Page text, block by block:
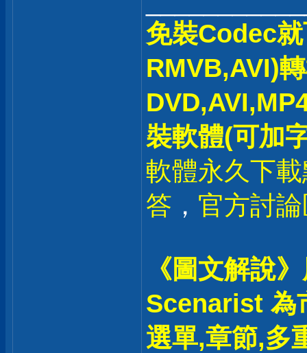
免裝Codec
RMVB,AVI)
裝軟體(可加
軟體永久下
答 ， 官方討
《圖文解說
Scenarist 為
選單,章節,多